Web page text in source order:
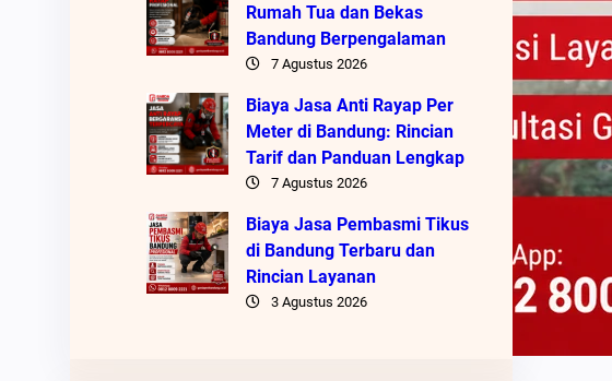
Rumah Tua dan Bekas
Bandung Berpengalaman
7 Agustus 2026
Biaya Jasa Anti Rayap Per
Meter di Bandung: Rincian
Tarif dan Panduan Lengkap
7 Agustus 2026
Biaya Jasa Pembasmi Tikus
di Bandung Terbaru dan
Rincian Layanan
3 Agustus 2026